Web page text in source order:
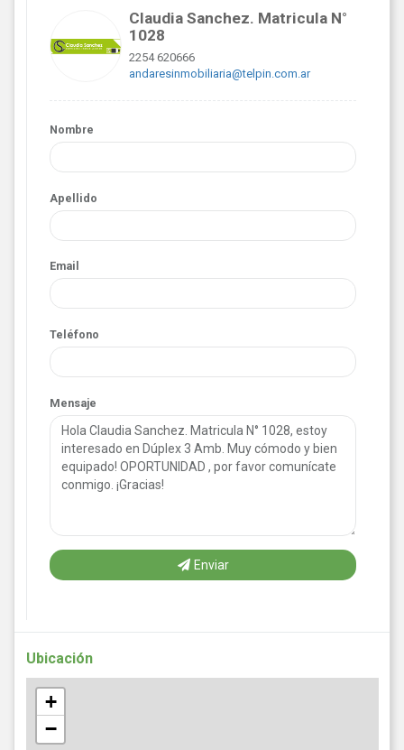
Claudia Sanchez. Matricula N°
1028
2254 620666
andaresinmobiliaria@telpin.com.ar
Nombre
Apellido
Email
Teléfono
Mensaje
Enviar
Ubicación
+
−